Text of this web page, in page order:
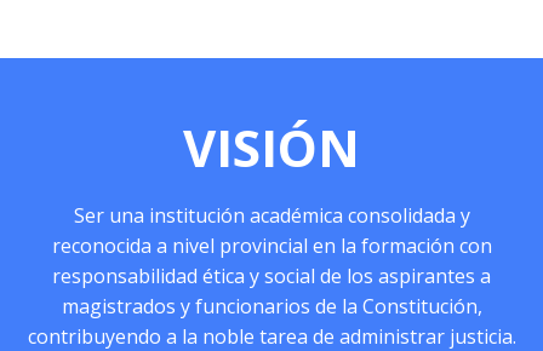
VISIÓN
Ser una institución académica consolidada y
reconocida a nivel provincial en la formación con
responsabilidad ética y social de los aspirantes a
magistrados y funcionarios de la Constitución,
contribuyendo a la noble tarea de administrar justicia.